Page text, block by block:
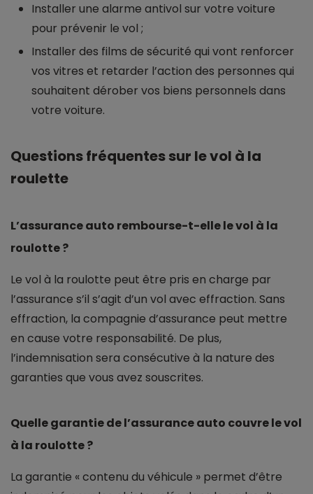
Installer une alarme antivol sur votre voiture
pour prévenir le vol ;
Installer des films de sécurité qui vont renforcer
vos vitres et retarder l’action des personnes qui
souhaitent dérober vos biens personnels dans
votre voiture.
Questions fréquentes sur le vol à la
roulette
L’assurance auto rembourse-t-elle le vol à la
roulotte ?
Le vol à la roulotte peut être pris en charge par
l’assurance s’il s’agit d’un vol avec effraction. Sans
effraction, la compagnie d’assurance peut mettre
en cause votre responsabilité. De plus,
l’indemnisation sera consécutive à la nature des
garanties que vous avez souscrites.
Quelle garantie de l’assurance auto couvre le vol
à la roulotte ?
La garantie « contenu du véhicule » permet d’être